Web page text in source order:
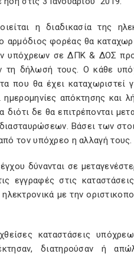
η διαδικασία της
φορέας θα
υπόχρεων σε ΔΠΚ & ΔΟΣ
τη δήλωσή τους. Ο κάθε
που θα έχει
απόκτησης και
διότι δε θα επιτρέπονται
Βάσει των
τον υπόχρεο η αλλαγή τους.
δύνανται σε
τις εγγραφές στις
με την
καταστάσεις
διατηρούσαν ή